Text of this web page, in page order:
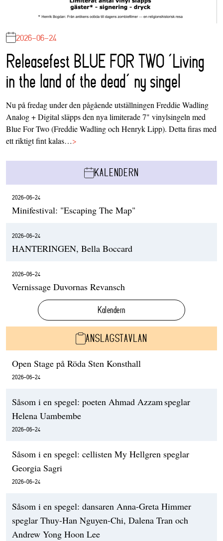
2026-06-24
Releasefest BLUE FOR TWO ‘Living
in the land of the dead’ ny singel
Nu på fredag under den pågående utställningen Freddie Wadling
Analog + Digital släpps den nya limiterade 7" vinylsingeln med
Blue For Two (Freddie Wadling och Henryk Lipp). Detta firas med
ett riktigt fint kalas…>
KALENDERN
2026-06-24
Minifestival: "Escaping The Map"
2026-06-24
HANTERINGEN, Bella Boccard
2026-06-24
Vernissage Duvornas Revansch
Kalendern
ANSLAGSTAVLAN
Open Stage på Röda Sten Konsthall
2026-06-24
Såsom i en spegel: poeten Ahmad Azzam speglar
Helena Uambembe
2026-06-24
Såsom i en spegel: cellisten My Hellgren speglar
Georgia Sagri
2026-06-24
Såsom i en spegel: dansaren Anna-Greta Himmer
speglar Thuy-Han Nguyen-Chi, Dalena Tran och
Andrew Yong Hoon Lee